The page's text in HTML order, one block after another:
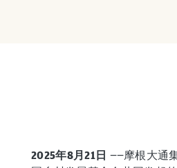
2025年8月21日 ——摩根大通